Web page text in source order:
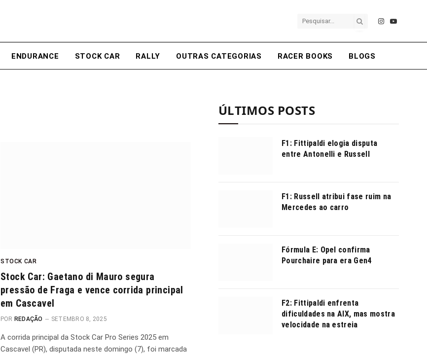
Instagram
YouTube
ENDURANCE STOCK CAR RALLY OUTRAS CATEGORIAS RACER BOOKS BLOGS
STOCK CAR
Stock Car: Gaetano di Mauro segura
pressão de Fraga e vence corrida principal
em Cascavel
POR REDAÇÃO SETEMBRO 8, 2025
A corrida principal da Stock Car Pro Series 2025 em
Cascavel (PR), disputada neste domingo (7), foi marcada
ÚLTIMOS POSTS
F1: Fittipaldi elogia disputa
entre Antonelli e Russell
F1: Russell atribui fase ruim na
Mercedes ao carro
Fórmula E: Opel confirma
Pourchaire para era Gen4
F2: Fittipaldi enfrenta
dificuldades na AIX, mas mostra
velocidade na estreia